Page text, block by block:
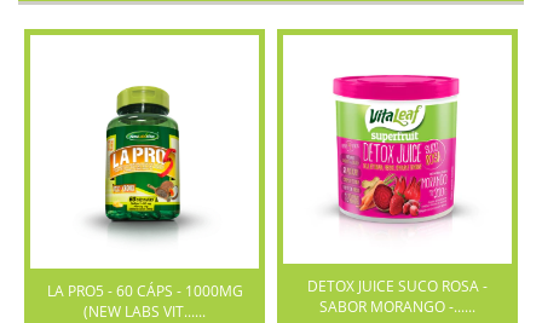
LA PRO5 - 60 CÁPS - 1000MG
(NEW LABS VIT......
DETOX JUICE SUCO ROSA -
SABOR MORANGO -......